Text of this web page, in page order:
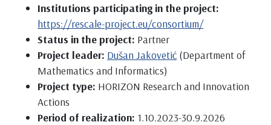
Institutions participating in the project:
https://rescale-project.eu/consortium/
Status in the project: Partner
Project leader: Dušan Jakovetić (Department of
Mathematics and Informatics)
Project type: HORIZON Research and Innovation
Actions
Period of realization: 1.10.2023-30.9.2026